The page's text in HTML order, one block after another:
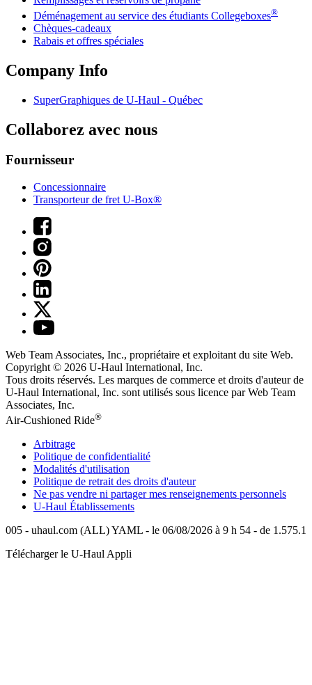
Déménagement au service des étudiants Collegeboxes®
Chèques-cadeaux
Rabais et offres spéciales
Company Info
SuperGraphiques de U-Haul - Québec
Collaborez avec nous
Fournisseur
Concessionnaire
Transporteur de fret U-Box®
Web Team Associates, Inc., propriétaire et exploitant du site Web.
Copyright © 2026 U-Haul International, Inc.
Tous droits réservés. Les marques de commerce et droits d'auteur de
U-Haul International, Inc. sont utilisés sous licence par Web Team
Associates, Inc.
Air-Cushioned Ride®
Arbitrage
Politique de confidentialité
Modalités d'utilisation
Politique de retrait des droits d'auteur
Ne pas vendre ni partager mes renseignements personnels
U-Haul Établissements
005 - uhaul.com (ALL) YAML - le 06/08/2026 à 9 h 54 - de 1.575.1
Télécharger le U-HaulAppli